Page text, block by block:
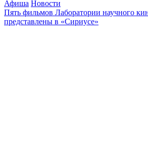
Афиша Новости
Пять фильмов Лаборатории научного
представлены в «Сириусе»